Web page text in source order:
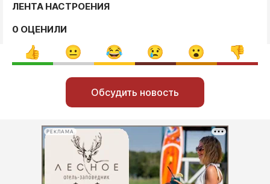
ЛЕНТА НАСТРОЕНИЯ
0 ОЦЕНИЛИ
Обсудить новость
РЕКЛАМА